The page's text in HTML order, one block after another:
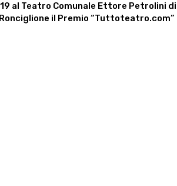
al Teatro Comunale Ettore Petrolini di
Ronciglione il Premio “Tuttoteatro.com”